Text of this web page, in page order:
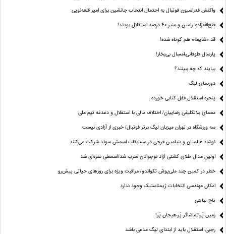
واکنش فدراسیون فوتبال به احتمال انتخاب جانشین برای امیر قلعه‌نویی
فتح‌الله‌زاده: رامین و منیر 40 درصد استقلال بودند!
قد «شایعه» هم کوتاه شده!
پارسال طوفانی،امسال بی‌بخار!
بیایند که چه ببینند؟
دورنمای لیگ
پنجره‌ استقلال قفل کتابی خورده
معمای بلاتکلیفی رضاییان/ اختلاف مالی با استقلال و دغدغه تیم ملی
سه ورزشگاه در تهران میزبان لیگ برتر فوتبال/ خبری از آزادی نیست
نوشاد عالمیان و بنیامین فرجی در مسابقات اسمش سوئد شرکت می‌کنند
اولین مدال طلای کشتی آزاد نوجوانان ضرب شد/اسمعلی نقره‌ای شد
خطر در کمین چند ملی‌پوش تکواندو/ مراقبت ویژه برای روزهای حیاتی پیش‌رو
امکان مهندسی انتخابات ژیمناستیک وجود ندارد
تاج تباهی
زمین پَر،تماشاگر پَر،هیجان پَر!
رجبی: استقلال باید از ابتدای لیگ مدعی باشد